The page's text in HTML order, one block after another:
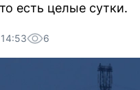
есть целые сутки.
6